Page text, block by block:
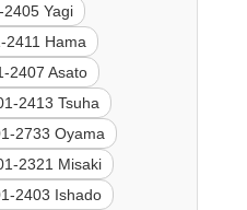
2405 Yagi
2411 Hama
2407 Asato
2413 Tsuha
2733 Oyama
2321 Misaki
2403 Ishado